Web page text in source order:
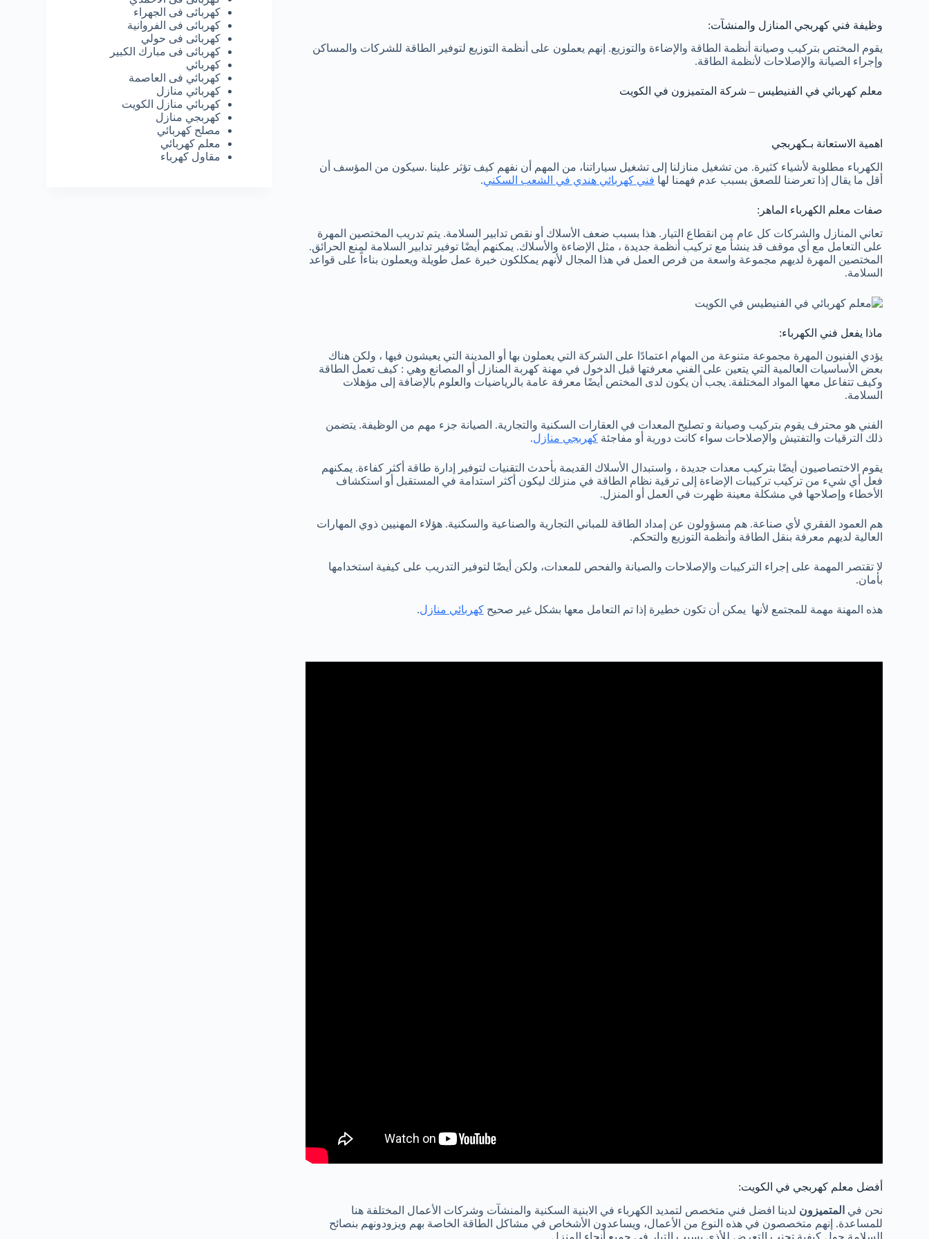
وظيفة فني كهربجي المنازل والمنشآت:
يقوم المختص بتركيب وصيانة أنظمة الطاقة والإضاءة والتوزيع. إنهم يعملون على أنظمة التوزيع لتوفير الطاقة للشركات والمساكن
وإجراء الصيانة والإصلاحات لأنظمة الطاقة.
معلم كهربائي في الفنيطيس – شركة المتميزون في الكويت
اهمية الاستعانة بـكهربجي
الكهرباء مطلوبة لأشياء كثيرة. من تشغيل منازلنا إلى تشغيل سياراتنا، من المهم أن نفهم كيف تؤثر علينا .سيكون من المؤسف أن
أقل ما يقال إذا تعرضنا للصعق بسبب عدم فهمنا لها فني كهربائي هندي في الشعب السكني.
صفات معلم الكهرباء الماهر:
تعاني المنازل والشركات كل عام من انقطاع التيار. هذا بسبب ضعف الأسلاك أو نقص تدابير السلامة. يتم تدريب المختصين المهرة
على التعامل مع أي موقف قد ينشأ مع تركيب أنظمة جديدة ، مثل الإضاءة والأسلاك. يمكنهم أيضًا توفير تدابير السلامة لمنع الحرائق.
المختصين المهرة لديهم مجموعة واسعة من فرص العمل في هذا المجال لأنهم يمكلكون خبرة عمل طويلة ويعملون بناءاً على قواعد
السلامة.
ماذا يفعل فني الكهرباء:
يؤدي الفنيون المهرة مجموعة متنوعة من المهام اعتمادًا على الشركة التي يعملون بها أو المدينة التي يعيشون فيها ، ولكن هناك
بعض الأساسيات العالمية التي يتعين على الفني معرفتها قبل الدخول في مهنة كهربة المنازل أو المصانع وهي : كيف تعمل الطاقة
وكيف تتفاعل معها المواد المختلفة. يجب أن يكون لدى المختص أيضًا معرفة عامة بالرياضيات والعلوم بالإضافة إلى مؤهلات
السلامة.
الفني هو محترف يقوم بتركيب وصيانة و تصليح المعدات في العقارات السكنية والتجارية. الصيانة جزء مهم من الوظيفة. يتضمن
ذلك الترقيات والتفتيش والإصلاحات سواء كانت دورية أو مفاجئةكهربجي منازل.
يقوم الاختصاصيون أيضًا بتركيب معدات جديدة ، واستبدال الأسلاك القديمة بأحدث التقنيات لتوفير إدارة طاقة أكثر كفاءة. يمكنهم
فعل أي شيء من تركيب تركيبات الإضاءة إلى ترقية نظام الطاقة في منزلك ليكون أكثر استدامة في المستقبل أو استكشاف
الأخطاء وإصلاحها في مشكلة معينة ظهرت في العمل أو المنزل.
هم العمود الفقري لأي صناعة. هم مسؤولون عن إمداد الطاقة للمباني التجارية والصناعية والسكنية. هؤلاء المهنيين ذوي المهارات
العالية لديهم معرفة بنقل الطاقة وأنظمة التوزيع والتحكم.
لا تقتصر المهمة على إجراء التركيبات والإصلاحات والصيانة والفحص للمعدات، ولكن أيضًا لتوفير التدريب على كيفية استخدامها
بأمان.
هذه المهنة مهمة للمجتمع لأنها يمكن أن تكون خطيرة إذا تم التعامل معها بشكل غير صحيحكهربائي منازل.
أفضل معلم كهربجي في الكويت:
نحن في المتميزون لدينا افضل فني متخصص لتمديد الكهرباء في الابنية السكنية والمنشآت وشركات الأعمال المختلفة هنا
للمساعدة. إنهم متخصصون في هذه النوع من الأعمال، ويساعدون الأشخاص في مشاكل الطاقة الخاصة بهم ويزودونهم بنصائح
كهربائى فى الجهراء
كهربائى فى الفروانية
كهربائى فى حولي
كهربائى فى مبارك الكبير
كهربائي
كهربائي فى العاصمة
كهربائي منازل
كهربائي منازل الكويت
كهربجي منازل
مصلح كهربائي
معلم كهربائي
مقاول كهرباء